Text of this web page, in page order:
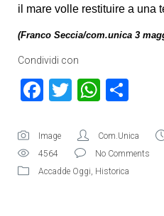
il mare volle restituire a una
(Franco Seccia/com.unica 3
Condividi con
Facebook
Twitter
Image Com.Unica
4564
No Comments
Accadde Oggi, Historica